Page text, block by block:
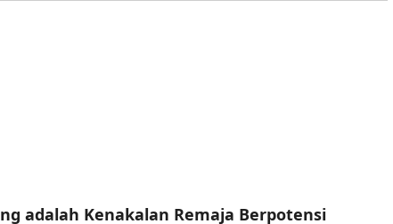
adalah Kenakalan Remaja Berpotensi